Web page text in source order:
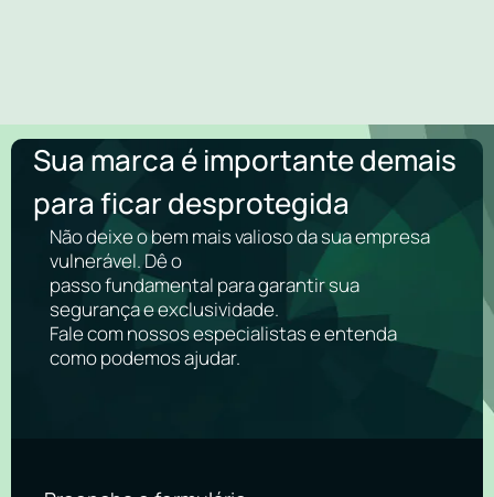
Sua marca é importante demais
para ficar desprotegida
Não deixe o bem mais valioso da sua empresa
vulnerável. Dê o
passo fundamental para garantir sua
segurança e exclusividade.
Fale com nossos especialistas e entenda
como podemos ajudar.